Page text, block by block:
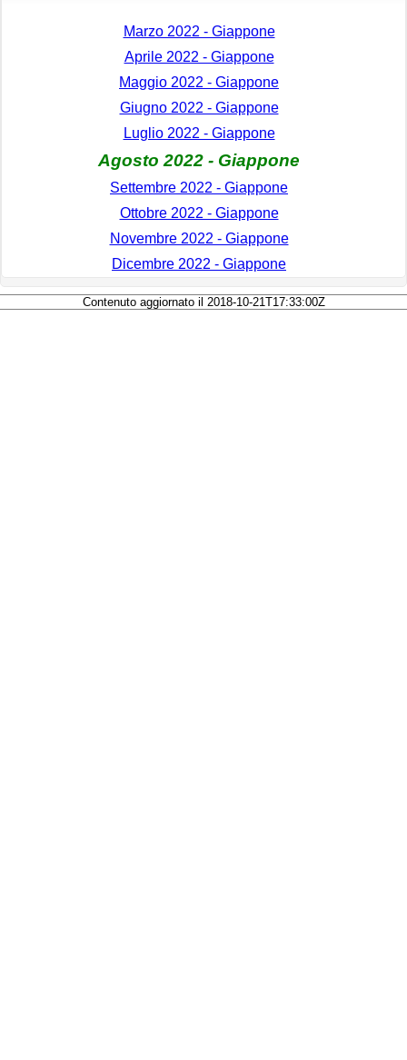
Marzo 2022 - Giappone
Aprile 2022 - Giappone
Maggio 2022 - Giappone
Giugno 2022 - Giappone
Luglio 2022 - Giappone
Agosto 2022 - Giappone
Settembre 2022 - Giappone
Ottobre 2022 - Giappone
Novembre 2022 - Giappone
Dicembre 2022 - Giappone
Contenuto aggiornato il 2018-10-21T17:33:00Z